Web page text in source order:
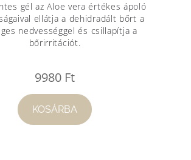
gél az Aloe vera értékes ápoló
ellátja a dehidradált bőrt a
nedvességgel és csillapítja a
bőrirritációt.
9980 Ft
KOSÁRBA